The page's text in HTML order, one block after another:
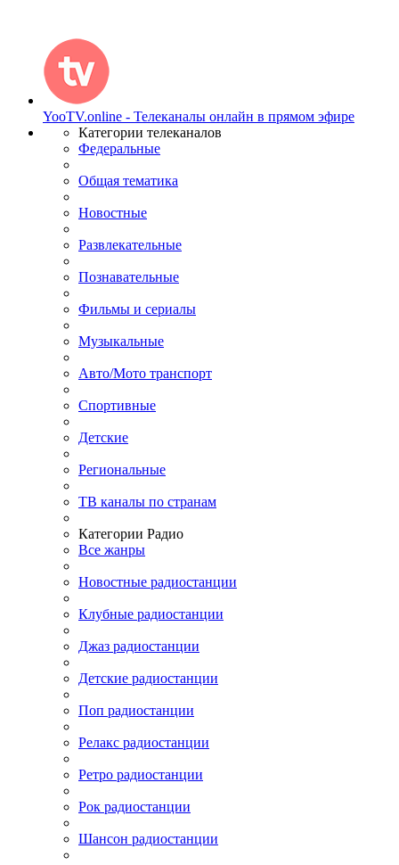
YooTV.online - Телеканалы онлайн в прямом эфире
Категории телеканалов
Федеральные
Общая тематика
Новостные
Развлекательные
Познавательные
Фильмы и сериалы
Музыкальные
Авто/Мото транспорт
Спортивные
Детские
Региональные
ТВ каналы по странам
Категории Радио
Все жанры
Новостные радиостанции
Клубные радиостанции
Джаз радиостанции
Детские радиостанции
Поп радиостанции
Релакс радиостанции
Ретро радиостанции
Рок радиостанции
Шансон радиостанции